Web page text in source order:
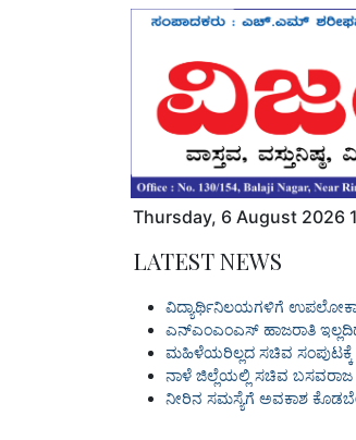
Thursday, 6 August 2026
LATEST NEWS
ವಿದ್ಯಾರ್ಥಿನಿಲಯಗಳಿಗೆ
ಎನ್‌ಎಂಎಂಎಸ್‌ ಹಾಜರಾತಿ
ಮಹಿಳೆಯರಿಲ್ಲದ ಸಚಿವ ಸಂಪುಟಕ್ಕೆ
ನಾಳೆ ಜಿಲ್ಲೆಯಲ್ಲಿ ಸಚಿವ ಬಸವರಾಜ
ನೀರಿನ ಸಮಸ್ಯೆಗೆ ಅವಕಾಶ